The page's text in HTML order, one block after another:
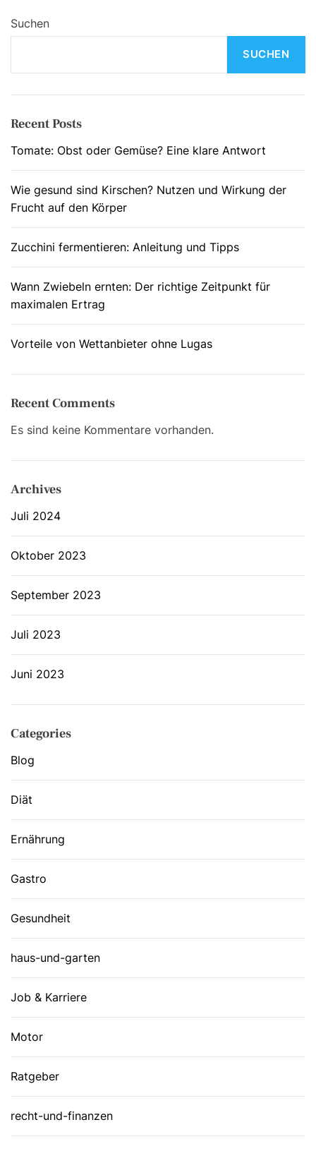
Suchen
SUCHEN
Recent Posts
Tomate: Obst oder Gemüse? Eine klare Antwort
Wie gesund sind Kirschen? Nutzen und Wirkung der
Frucht auf den Körper
Zucchini fermentieren: Anleitung und Tipps
Wann Zwiebeln ernten: Der richtige Zeitpunkt für
maximalen Ertrag
Vorteile von Wettanbieter ohne Lugas
Recent Comments
Es sind keine Kommentare vorhanden.
Archives
Juli 2024
Oktober 2023
September 2023
Juli 2023
Juni 2023
Categories
Blog
Diät
Ernährung
Gastro
Gesundheit
haus-und-garten
Job & Karriere
Motor
Ratgeber
recht-und-finanzen